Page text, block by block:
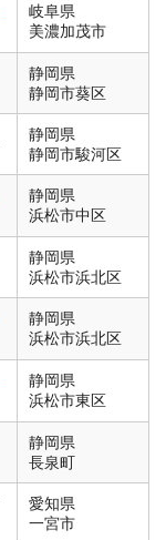
岐阜県
美濃加茂市
静岡県
静岡市葵区
静岡県
静岡市駿河区
静岡県
浜松市中区
静岡県
浜松市浜北区
静岡県
浜松市浜北区
静岡県
浜松市東区
静岡県
長泉町
愛知県
一宮市